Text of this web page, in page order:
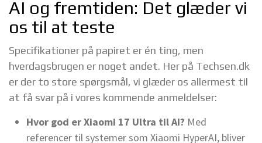
AI og fremtiden: Det glæder vi
os til at teste
Specifikationer på papiret er én ting, men
hverdagsbrugen er noget andet. Her på Techsen.dk
er der to store spørgsmål, vi glæder os allermest til
at få svar på i vores kommende anmeldelser:
Hvor god er Xiaomi 17 Ultra til AI? Med
referencer til systemer som Xiaomi HyperAI, bliver